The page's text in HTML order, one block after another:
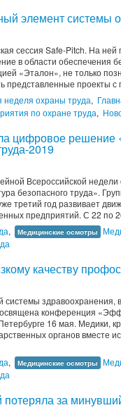
элемент системы
сессия Safe-Pitch. На
в области обеспечения
«Эталон», не только
представленные проекты
неделя охраны труда,
по охране труда,
цифровое решение
2019
Всероссийской
безопасного труда».
третий год развивает
предприятий. С 22 по
, Медицинские осмотры
качеству
системы здравоохранения,
конференция
16 мая. Медики,
органов вместе
, Медицинские осмотры
за